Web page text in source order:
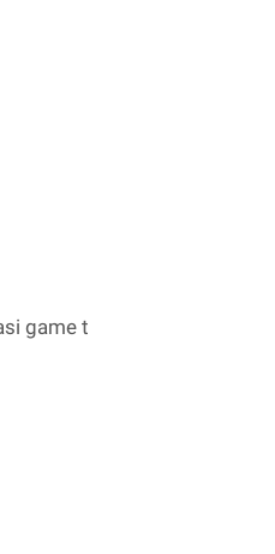
game t